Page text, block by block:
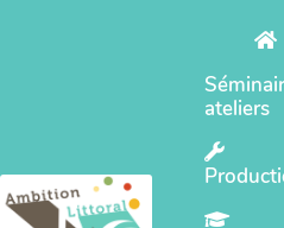
ateliers